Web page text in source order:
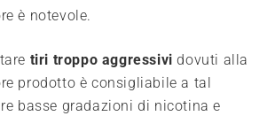
è notevole.
tiri troppo aggressivi dovuti alla
prodotto è consigliabile a tal
basse gradazioni di nicotina e